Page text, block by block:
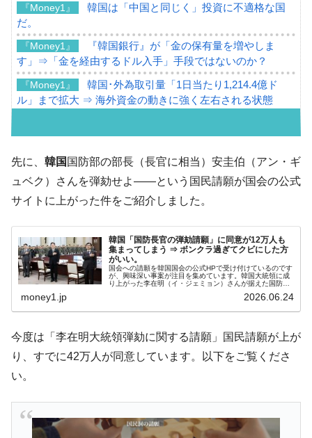
『Money1』
韓国は「中国と同じく」投資に不適格な国
だ。
『Money1』
『韓国銀行』が「金の保有量を増やしま
す」⇒「金を経由するドル入手」手段ではないのか？
『Money1』
韓国･外為取引量「1日当たり1,214.4億ド
ル」まで拡大 ⇒ 海外資金の動きに強く左右される状態
い「50.5％」に上昇
『Money1』
韓国大統領府ボンクラ政策室長が告発され
た ⇒ 国家が行った恐るべき株価操作であり、空前の国政壟
動」
『Money1』
中国だけが鉄鋼輸出を異常増加させる ⇒ 中
国の過剰生産が世界を蝕む。
『Money1』
韓国製造業「半導体絶好調」のウラで他業
『Money1』
【米韓激突案件】韓国消費者院が『クーパ
ン』1人当たり賠償10万ウォンを認定 ⇒ 総額3兆7,000億
「KDDX」1番艦、2032年竣工と公示
『Money1』
【対日本円】ウォン安が急進！ 日米の協調
先に、 韓国 国防部の部長（長官に相当）安圭伯（アン・ギ
ュベク）さんを弾劾せよ――という国民請願が国会の公式
サイトに上がった件をご紹介しました。
韓国「国防長官の弾劾請願」に同意が12万人も
集まってしまう ⇒ ボンクラ過ぎてクビにした方
がいい。
国会への請願を韓国国会の公式HPで受け付けているのです
が、興味深い事案が注目を集めています。韓国大統領に成
り上がった李在明（イ・ジェミョン）さんが据えた国防部
money1.jp 2026.06.24
今度は「李在明大統領弾劾に関する請願」国民請願が上が
り、すでに42万人が同意しています。以下をご覧くださ
い。